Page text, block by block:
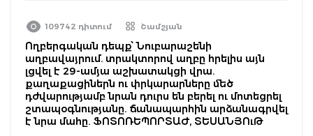
109742 դիտում Շամշյան
Ողբերգական դեպք՝ Նուբարաշենի
աղբավայրում. տրակտորով աղբը հրելիս այն
լցվել է 29-ամյա աշխատակցի վրա.
քաղաքացիներն ու փրկարարները մեծ
դժվարությամբ նրան դուրս են բերել ու մոտեցրել
շտապօգնությանը. ճանապարհին արձանագրվել
է նրա մահը. ՖՈՏՈՌԵՊՈՐՏԱԺ, ՏԵՍԱՆՅՈւԹ